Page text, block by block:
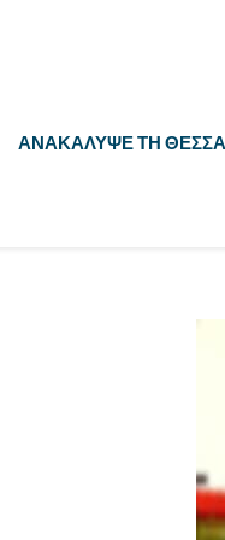
ΑΝΑΚΆΛΥΨΕ ΤΗ